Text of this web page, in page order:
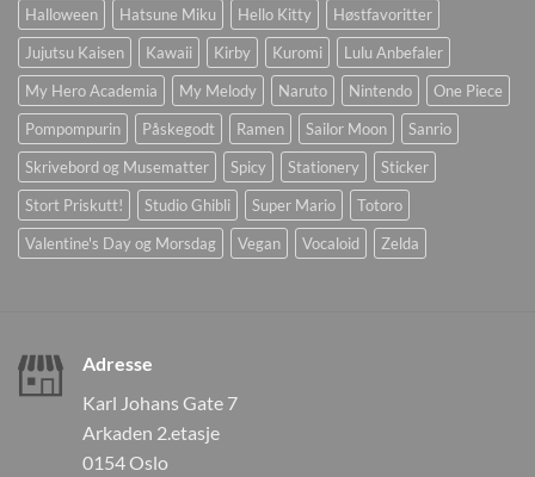
Halloween
Hatsune Miku Hello Kitty
Høstfavoritter
Jujutsu Kaisen
Kawaii Kirby Kuromi
Lulu Anbefaler
My Hero Academia
My Melody Naruto Nintendo
One Piece
Pompompurin
Påskegodt Ramen Sailor Moon
Sanrio
Skrivebord og Musematter
Spicy Stationery
Sticker
Stort Priskutt!
Studio Ghibli Super Mario
Totoro
Valentine's Day og Morsdag
Vegan Vocaloid Zelda
Adresse
Karl Johans Gate 7
Arkaden 2.etasje
0154 Oslo